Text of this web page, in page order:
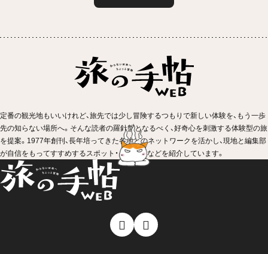
定番の観光地もいいけれど、旅先では少し冒険するつもりで新しい体験を、もう一歩
先の知らない場所へ。そんな読者の羅針盤となるべく、好奇心を刺激する体験型の旅
を提案。1977年創刊、長年培ってきた各地とのネットワークを活かし、現地と編集部
が自信をもってすすめするスポット・イベントなどを紹介しています。